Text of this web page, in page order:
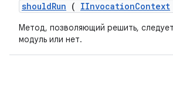
shouldRun ( IInvocationContext
Метод, позволяющий решить, следует
модуль или нет.